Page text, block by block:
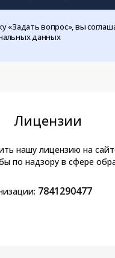
«Задать вопрос», вы
данных
Лицензии
нашу лицензию на
по надзору в сфере
7841290477